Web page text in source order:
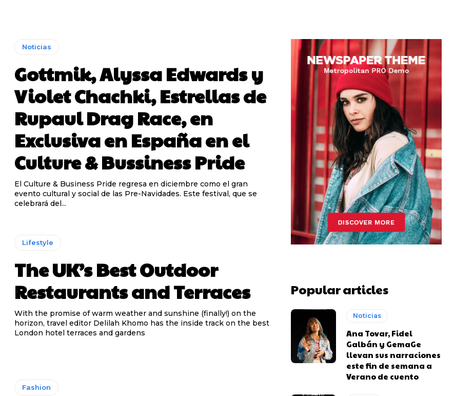
Noticias
Gottmik, Alyssa Edwards y
Violet Chachki, Estrellas de
Rupaul Drag Race, en
Exclusiva en España en el
Culture & Bussiness Pride
El Culture & Business Pride regresa en diciembre como el gran
evento cultural y social de las Pre-Navidades. Este festival, que se
celebrará del...
Lifestyle
The UK’s Best Outdoor
Restaurants and Terraces
With the promise of warm weather and sunshine (finally!) on the
horizon, travel editor Delilah Khomo has the inside track on the best
London hotel terraces and gardens
Fashion
Popular articles
Noticias
Ana Tovar, Fidel
Galbán y GemaGe
llevan sus narraciones
este fin de semana a
Verano de cuento